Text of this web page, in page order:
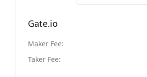
Gate.io
Maker Fee:
Taker Fee: